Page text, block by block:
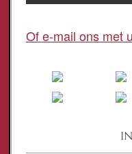
Of e-mail ons met